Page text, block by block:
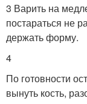
3 Варить на
постараться не
держать форму.
4
По готовности
вынуть кость,